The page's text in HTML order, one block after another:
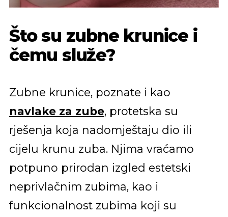
Što su zubne krunice i
čemu služe?
Zubne krunice, poznate i kao
navlake za zube, protetska su
rješenja koja nadomještaju dio ili
cijelu krunu zuba. Njima vraćamo
potpuno prirodan izgled estetski
neprivlačnim zubima, kao i
funkcionalnost zubima koji su